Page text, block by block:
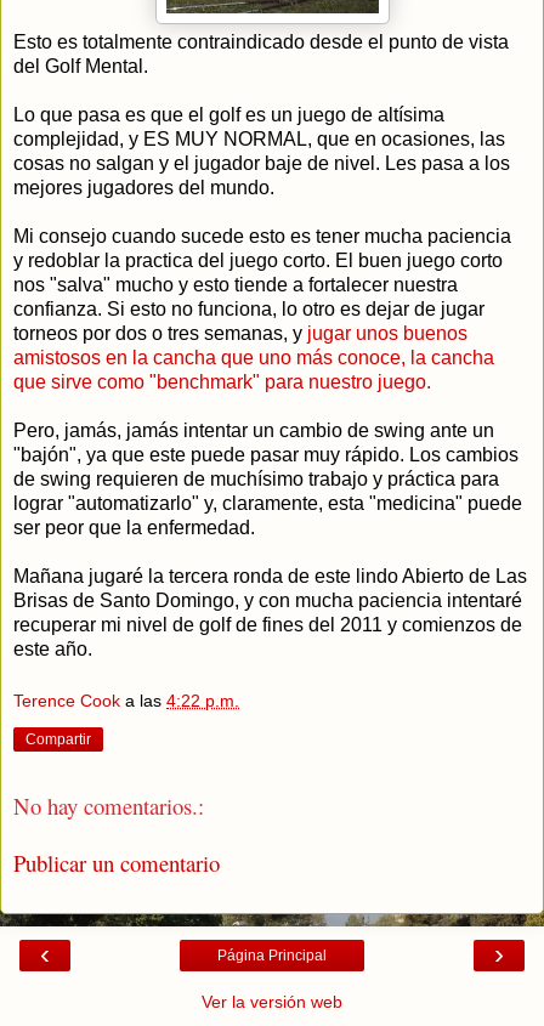
Esto es totalmente contraindicado desde el punto de vista
del Golf Mental.
Lo que pasa es que el golf es un juego de altísima
complejidad, y ES MUY NORMAL, que en ocasiones, las
cosas no salgan y el jugador baje de nivel. Les pasa a los
mejores jugadores del mundo.
Mi consejo cuando sucede esto es tener mucha paciencia
y redoblar la practica del juego corto. El buen juego corto
nos "salva" mucho y esto tiende a fortalecer nuestra
confianza. Si esto no funciona, lo otro es dejar de jugar
torneos por dos o tres semanas, y jugar unos buenos
amistosos en la cancha que uno más conoce, la cancha
que sirve como "benchmark" para nuestro juego.
Pero, jamás, jamás intentar un cambio de swing ante un
"bajón", ya que este puede pasar muy rápido. Los cambios
de swing requieren de muchísimo trabajo y práctica para
lograr "automatizarlo" y, claramente, esta "medicina" puede
ser peor que la enfermedad.
Mañana jugaré la tercera ronda de este lindo Abierto de Las
Brisas de Santo Domingo, y con mucha paciencia intentaré
recuperar mi nivel de golf de fines del 2011 y comienzos de
este año.
Terence Cook a las 4:22 p.m.
Compartir
No hay comentarios.:
Publicar un comentario
‹ ›
Página Principal
Ver la versión web